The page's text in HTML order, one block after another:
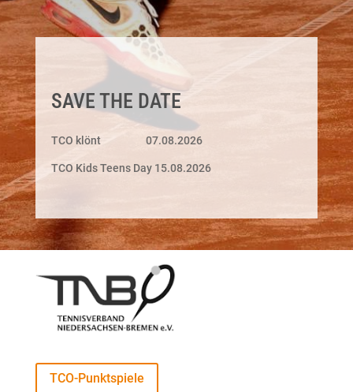
SAVE THE DATE
TCO klönt 07.08.2026
TCO Kids Teens Day 15.08.2026
TCO-Punktspiele